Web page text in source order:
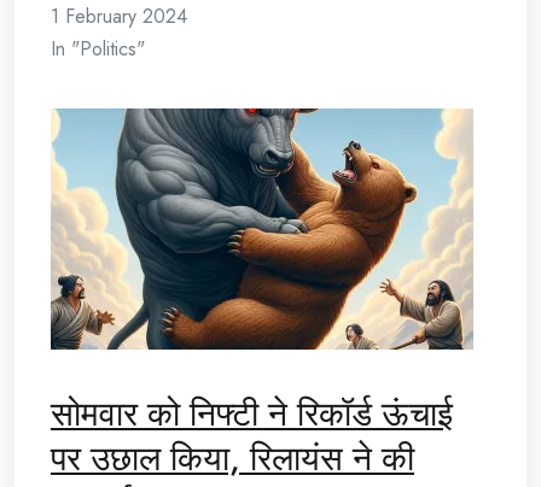
1 February 2024
In "Politics"
सोमवार को निफ्टी ने रिकॉर्ड ऊंचाई
पर उछाल किया, रिलायंस ने की